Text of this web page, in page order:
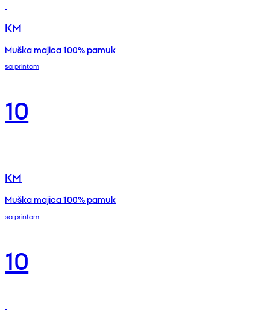
KM
Muška majica 100% pamuk
sa printom
10
KM
Muška majica 100% pamuk
sa printom
10